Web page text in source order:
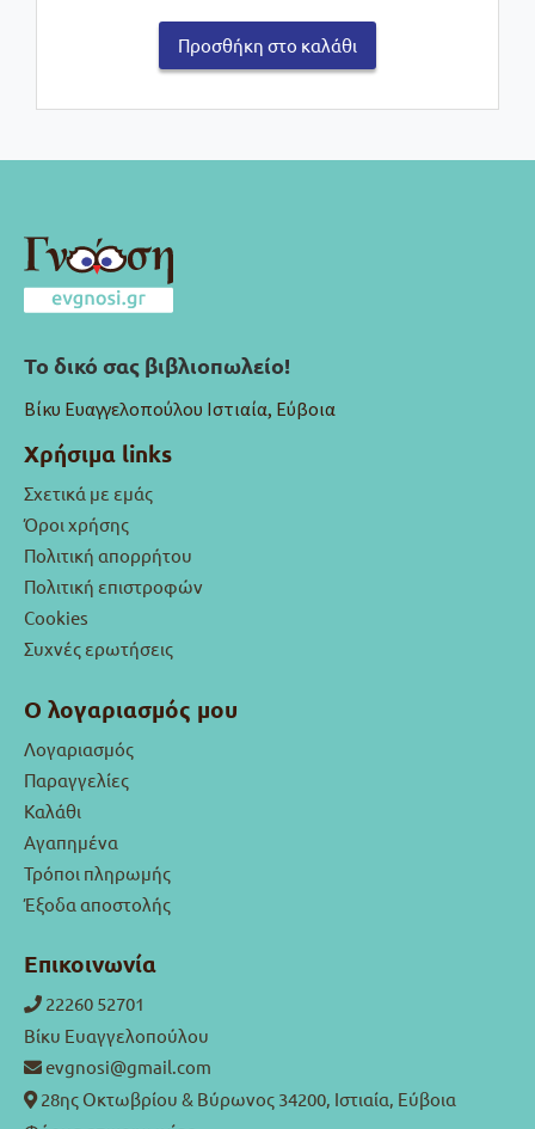
Προσθήκη στο καλάθι
Το δικό σας βιβλιοπωλείο!
Βίκυ Ευαγγελοπούλου Ιστιαία, Εύβοια
Χρήσιμα links
Σχετικά με εμάς
Όροι χρήσης
Πολιτική απορρήτου
Πολιτική επιστροφών
Cookies
Συχνές ερωτήσεις
Ο λογαριασμός μου
Λογαριασμός
Παραγγελίες
Καλάθι
Αγαπημένα
Τρόποι πληρωμής
Έξοδα αποστολής
Επικοινωνία
22260 52701
Βίκυ Ευαγγελοπούλου
evgnosi@gmail.com
28ης Οκτωβρίου & Βύρωνος 34200, Ιστιαία, Εύβοια